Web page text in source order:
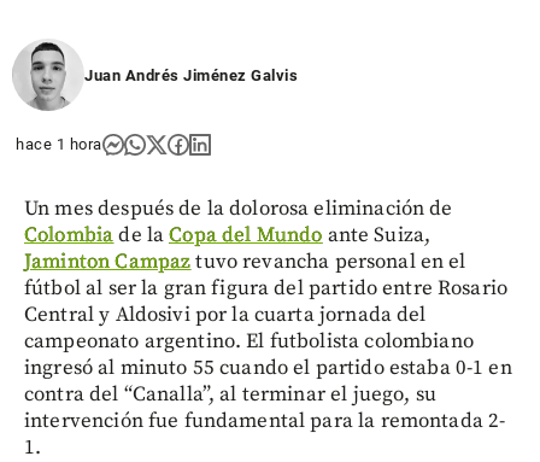
Juan Andrés Jiménez Galvis
hace 1 hora
Un mes después de la dolorosa eliminación de
Colombiade laCopa del Mundo ante Suiza,
Jaminton Campaztuvo revancha personal en el
fútbol al ser la gran figura del partido entre Rosario
Central y Aldosivi por la cuarta jornada del
campeonato argentino. El futbolista colombiano
ingresó al minuto 55 cuando el partido estaba 0-1 en
contra del “Canalla”, al terminar el juego, su
intervención fue fundamental para la remontada 2-
1.